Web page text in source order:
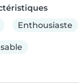
Enthousiaste